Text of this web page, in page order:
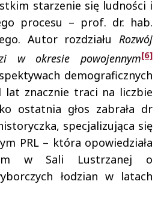
starzenie się ludności i
procesu – prof. dr. hab.
Autor rozdziału Rozwój
w okresie powojennym[6]
demograficznych
lat znacznie traci na liczbie
ostatnia głos zabrała dr
specjalizująca się
PRL – która opowiedziała
w Sali Lustrzanej o
łodzian w latach